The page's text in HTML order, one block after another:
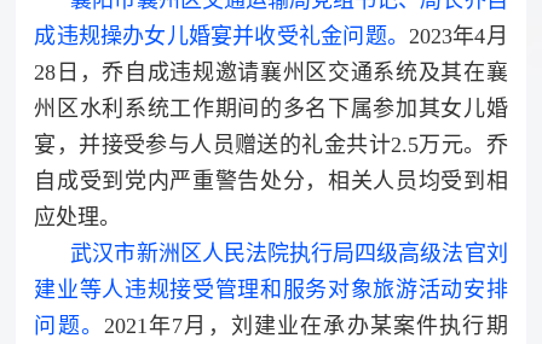
成违规操办女儿婚宴并收受礼金问题。 2023年4月
28日，乔自成违规邀请襄州区交通系统及其在襄
州区水利系统工作期间的多名下属参加其女儿婚
宴，并接受参与人员赠送的礼金共计2.5万元。乔
自成受到党内严重警告处分，相关人员均受到相
应处理。
武汉市新洲区人民法院执行局四级高级法官刘
建业等人违规接受管理和服务对象旅游活动安排
问题。 2021年7月，刘建业在承办某案件执行期